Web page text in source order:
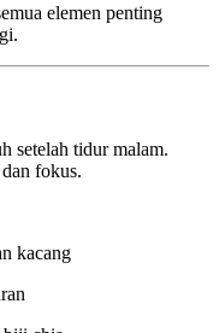
elemen penting
setelah tidur malam.
fokus.
kacang